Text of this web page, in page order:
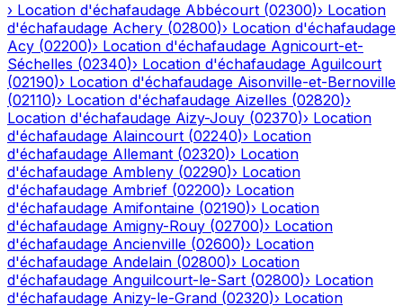
› Location d'échafaudage Abbécourt (02300)› Location
d'échafaudage Achery (02800)› Location d'échafaudage
Acy (02200)› Location d'échafaudage Agnicourt-et-
Séchelles (02340)› Location d'échafaudage Aguilcourt
(02190)› Location d'échafaudage Aisonville-et-Bernoville
(02110)› Location d'échafaudage Aizelles (02820)›
Location d'échafaudage Aizy-Jouy (02370)› Location
d'échafaudage Alaincourt (02240)› Location
d'échafaudage Allemant (02320)› Location
d'échafaudage Ambleny (02290)› Location
d'échafaudage Ambrief (02200)› Location
d'échafaudage Amifontaine (02190)› Location
d'échafaudage Amigny-Rouy (02700)› Location
d'échafaudage Ancienville (02600)› Location
d'échafaudage Andelain (02800)› Location
d'échafaudage Anguilcourt-le-Sart (02800)› Location
d'échafaudage Anizy-le-Grand (02320)› Location